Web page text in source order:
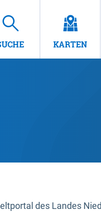
KARTEN
des Landes